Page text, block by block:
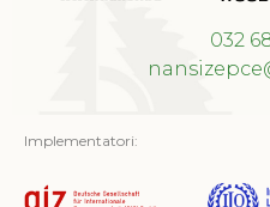
032
Implementatori: